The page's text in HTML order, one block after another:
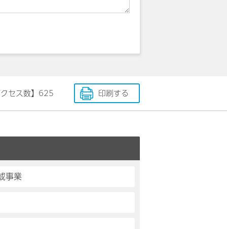
セス数】 625 印刷する
事業